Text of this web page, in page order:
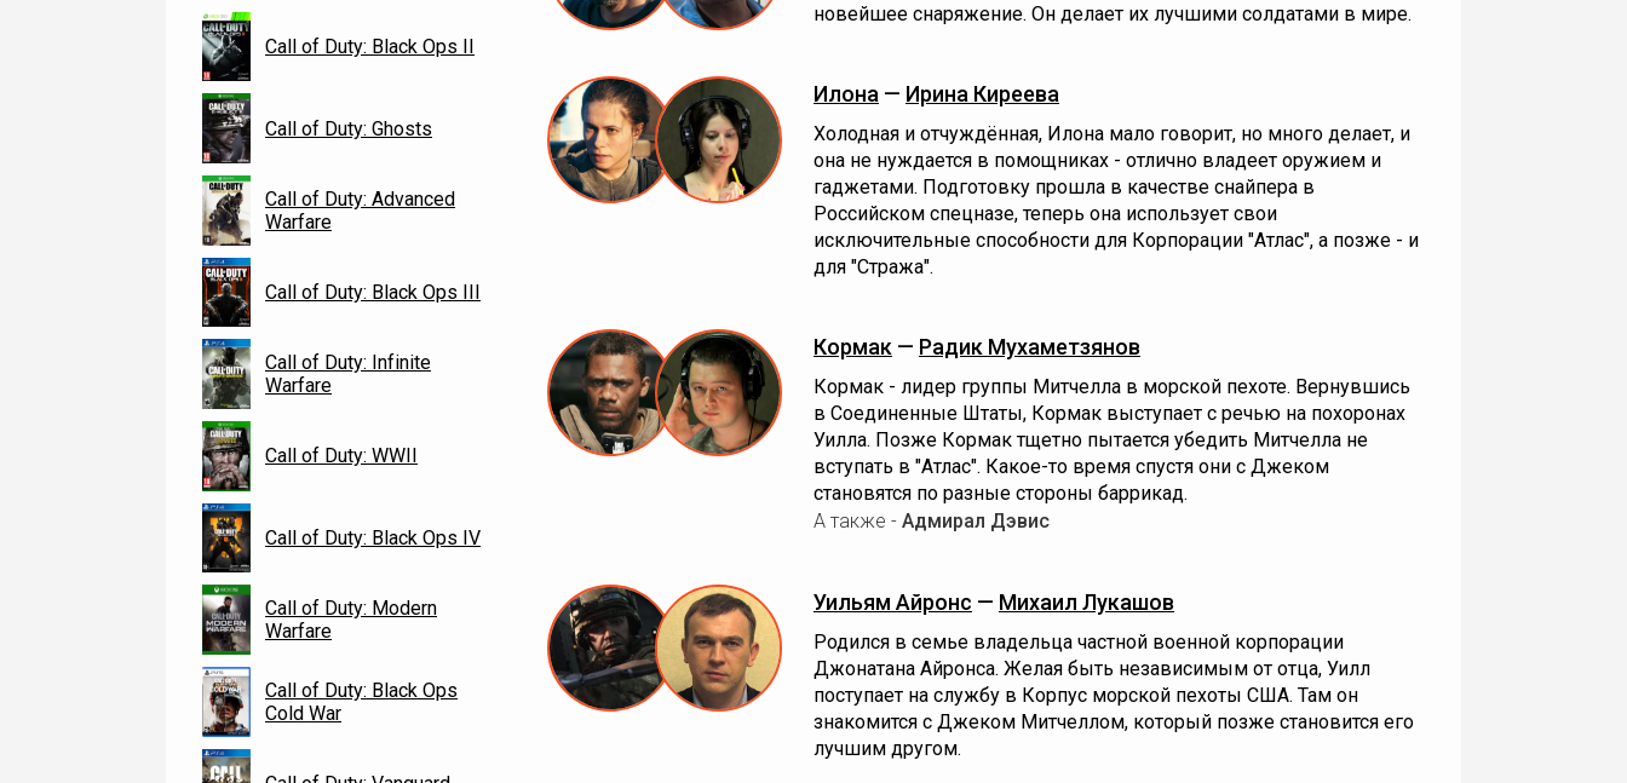
Call of Duty: Black Ops II
Call of Duty: Ghosts
Call of Duty: Advanced
Warfare
Call of Duty: Black Ops III
Call of Duty: Infinite
Warfare
Call of Duty: WWII
Call of Duty: Black Ops IV
Call of Duty: Modern
Warfare
Call of Duty: Black Ops
Cold War
новейшее снаряжение. Он делает их лучшими солдатами в мире.
Илона — Ирина Киреева
Холодная и отчуждённая, Илона мало говорит, но много делает, и
она не нуждается в помощниках - отлично владеет оружием и
гаджетами. Подготовку прошла в качестве снайпера в
Российском спецназе, теперь она использует свои
исключительные способности для Корпорации "Атлас", а позже - и
для "Стража".
Кормак — Радик Мухаметзянов
Кормак - лидер группы Митчелла в морской пехоте. Вернувшись
в Соединенные Штаты, Кормак выступает с речью на похоронах
Уилла. Позже Кормак тщетно пытается убедить Митчелла не
вступать в "Атлас". Какое-то время спустя они с Джеком
становятся по разные стороны баррикад.
А также - Адмирал Дэвис
Уильям Айронс — Михаил Лукашов
Родился в семье владельца частной военной корпорации
Джонатана Айронса. Желая быть независимым от отца, Уилл
поступает на службу в Корпус морской пехоты США. Там он
знакомится с Джеком Митчеллом, который позже становится его
лучшим другом.